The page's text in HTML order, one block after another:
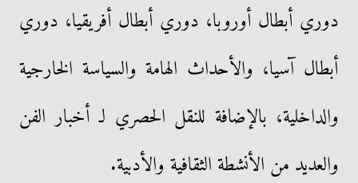
دوري أبطال أوروبا، دوري أبطال أفريقيا، دوري
أبطال آسيا، والأحداث الهامة والسياسة الخارجية
والداخلية، بالإضافة للنقل الحصري لـ أخبار الفن
والعديد من الأنشطة الثقافية والأدبية.